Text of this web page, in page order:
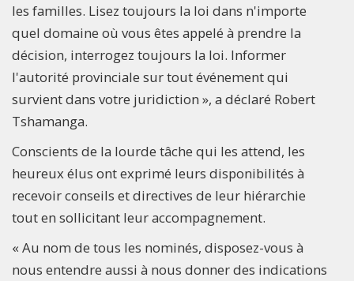
les familles. Lisez toujours la loi dans n'importe
quel domaine où vous êtes appelé à prendre la
décision, interrogez toujours la loi. Informer
l'autorité provinciale sur tout événement qui
survient dans votre juridiction », a déclaré Robert
Tshamanga.
Conscients de la lourde tâche qui les attend, les
heureux élus ont exprimé leurs disponibilités à
recevoir conseils et directives de leur hiérarchie
tout en sollicitant leur accompagnement.
« Au nom de tous les nominés, disposez-vous à
nous entendre aussi à nous donner des indications